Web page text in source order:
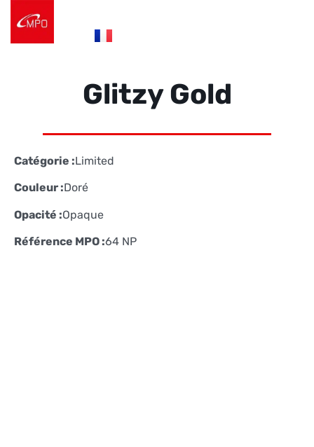
Glitzy Gold
Catégorie :Limited
Couleur :Doré
Opacité :Opaque
Référence MPO :64 NP